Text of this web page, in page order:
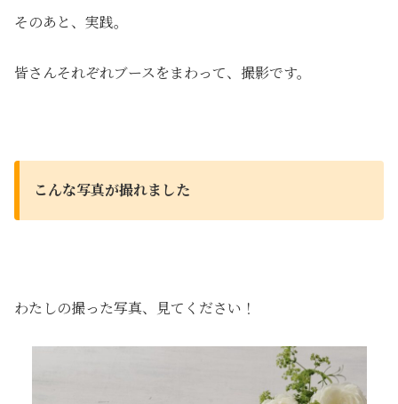
そのあと、実践。
皆さんそれぞれブースをまわって、撮影です。
こんな写真が撮れました
わたしの撮った写真、見てください！